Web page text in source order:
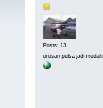
Posts: 13
urusan pulsa jadi mudah